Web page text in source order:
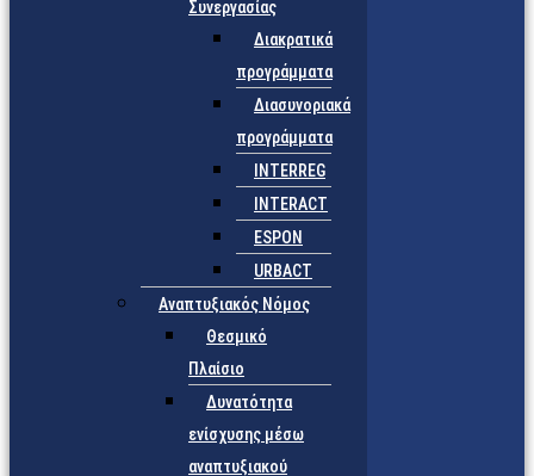
Συνεργασίας
Διακρατικά
προγράμματα
Διασυνοριακά
προγράμματα
INTERREG
INTERACT
ESPON
URBACT
Αναπτυξιακός Νόμος
Θεσμικό
Πλαίσιο
Δυνατότητα
ενίσχυσης μέσω
αναπτυξιακού